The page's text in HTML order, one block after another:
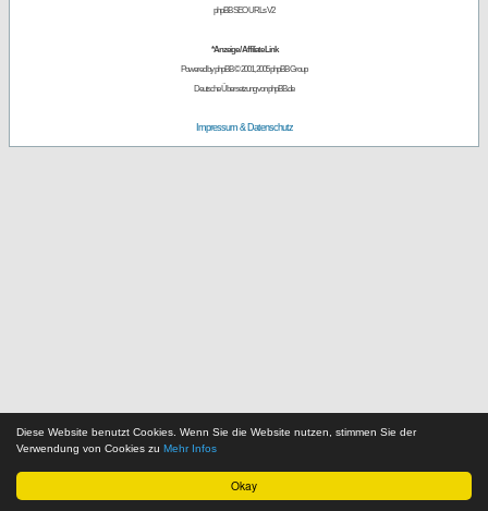
Okay
Diese Website benutzt Cookies. Wenn Sie die Website nutzen, stimmen Sie der
Verwendung von Cookies zu Mehr Infos
phpBB SEO URLs V2
*Anzeige / Affiliate Link
Powered byphpBB© 2001, 2005 phpBB Group
Deutsche Übersetzung vonphpBB.de
Impressum & Datenschutz